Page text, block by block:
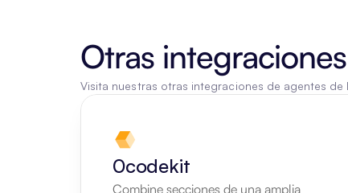
Otras integraciones
Visita nuestras otras integraciones de agentes de
0codekit
Combine secciones de una amplia